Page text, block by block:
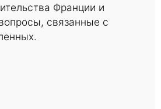
Франции и
связанные с